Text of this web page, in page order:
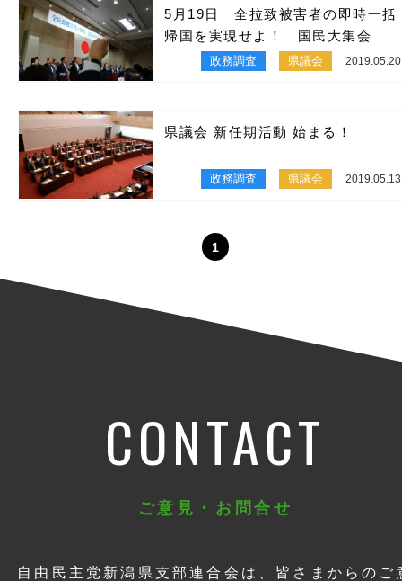
5月19日 全拉致被害者の即時一括
帰国を実現せよ！ 国民大集会
政務調査 県議会 2019.05.20
県議会 新任期活動 始まる！
政務調査 県議会 2019.05.13
1
CONTACT
ご意見・お問合せ
自由民主党新潟県支部連合会は、皆さまからのご